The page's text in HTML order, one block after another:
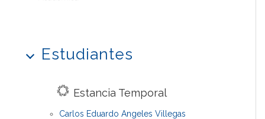
Estudiantes
Estancia Temporal
Carlos Eduardo Angeles Villegas